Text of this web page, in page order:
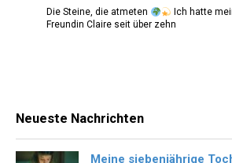
Die Steine, die atmeten
Ich hatte
Freundin Claire seit über zehn
Neueste Nachrichten
Meine siebenjährige